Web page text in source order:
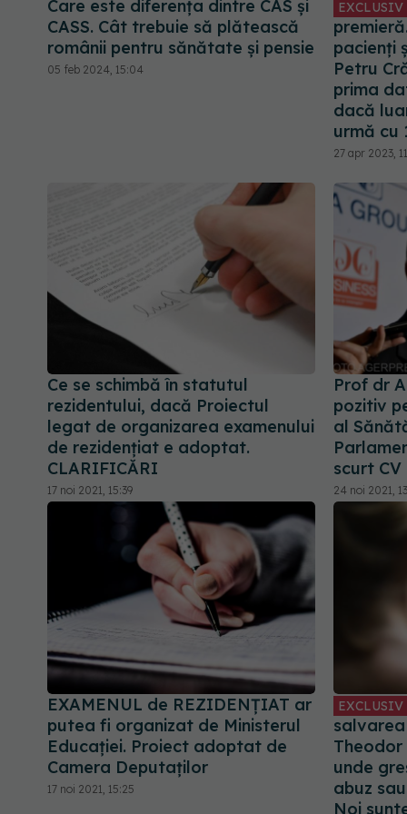
Care este diferența dintre CAS și
CASS. Cât trebuie să plătească
românii pentru sănătate și pensie
05 feb 2024, 15:04
EXCLUSIV
pacienți
Petru
prima
dacă
urmă cu
27 apr 2023,
Ce se schimbă în statutul
rezidentului, dacă Proiectul
legat de organizarea examenului
de rezidențiat e adoptat.
CLARIFICĂRI
17 noi 2021, 15:39
Prof dr
pozitiv
al
scurt CV
24 noi 2021,
EXAMENUL de REZIDENȚIAT ar
putea fi organizat de Ministerul
Educației. Proiect adoptat de
Camera Deputaților
17 noi 2021, 15:25
EXCLUSIV
Theodor
unde
abuz
Noi